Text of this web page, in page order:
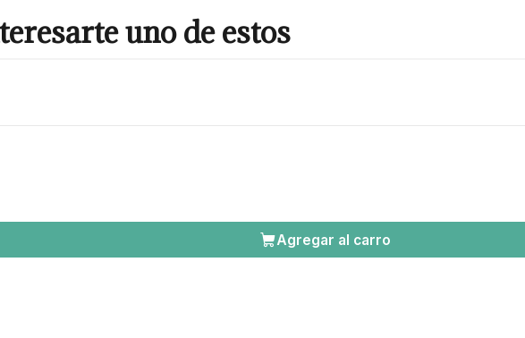
uno de estos
Agregar al carro